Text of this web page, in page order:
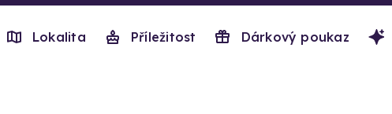
Lokalita Příležitost Dárkový poukaz